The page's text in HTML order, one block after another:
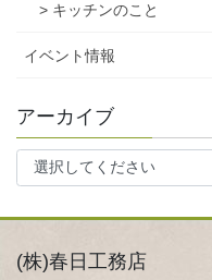
> キッチンのこと
イベント情報
アーカイブ
(株)春日工務店